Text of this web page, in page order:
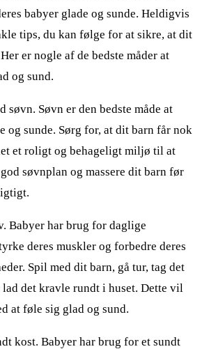
babyer glade og sunde. Heldigvis
tips, du kan følge for at sikre, at dit
er nogle af de bedste måder at
og sund.
søvn. Søvn er den bedste måde at
og sunde. Sørg for, at dit barn får nok
et roligt og behageligt miljø til at
søvnplan og massere dit barn før
Babyer har brug for daglige
deres muskler og forbedre deres
Spil med dit barn, gå tur, tag det
det kravle rundt i huset. Dette vil
at føle sig glad og sund.
kost. Babyer har brug for et sundt